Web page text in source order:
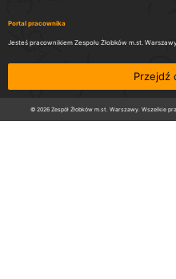
Portal pracownika
Jesteś pracownikiem Zespołu Żłobków m.st.
Przejdź
© 2026 Zespół Żłobków m.st. Warszawy. Wszelkie